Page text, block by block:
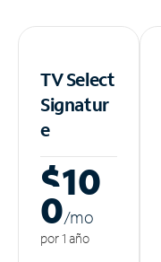
TV Select
Signatur
e
$10
0/mo
por 1 año